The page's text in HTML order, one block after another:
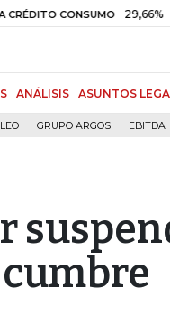
CONSUMO 29,66% +0,87%
ANÁLISIS ASUNTOS
GRUPO ARGOS EBITDA